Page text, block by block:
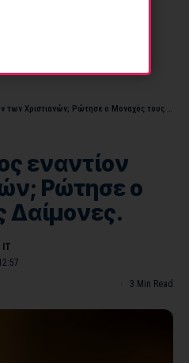
Χριστιανών; Ρώτησε ο Μοναχός τους Δαίμονες.
εναντίον
Ρώτησε ο
Δαίμονες.
3 Min Read